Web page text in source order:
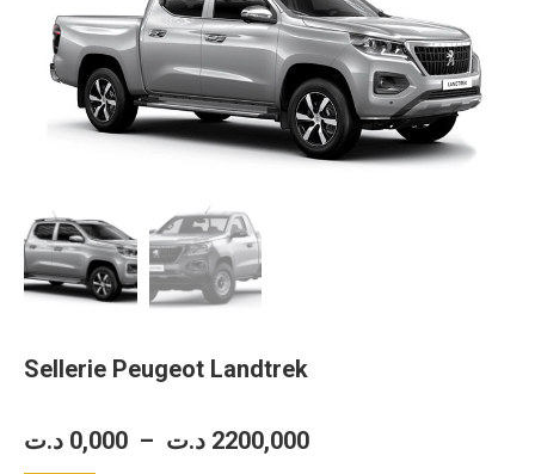
Sellerie Peugeot Landtrek
0,000 د.ت – 2200,000 د.ت
Plage